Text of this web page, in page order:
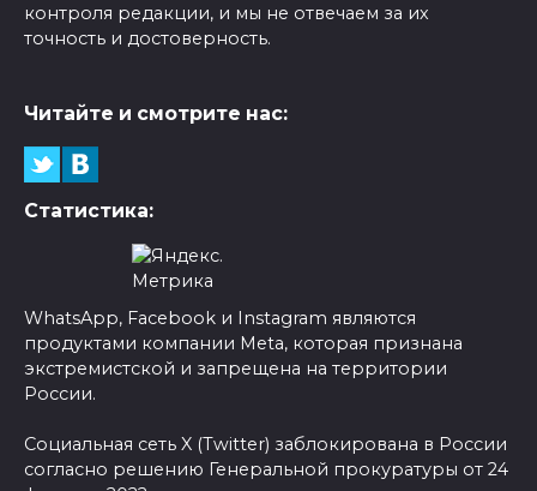
контроля редакции, и мы не отвечаем за их
точность и достоверность.
Читайте и смотрите нас:
Статистика:
WhatsApp, Facebook и Instagram являются
продуктами компании Meta, которая признана
экстремистской и запрещена на территории
России.
Социальная сеть X (Twitter) заблокирована в России
согласно решению Генеральной прокуратуры от 24